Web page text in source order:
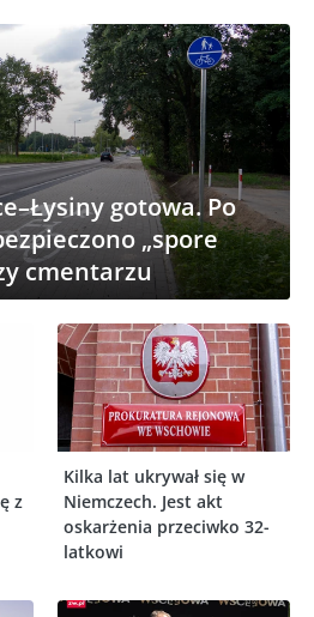
gotowa. Po
„spore
cmentarzu
z
Kilka lat ukrywał się w
Niemczech. Jest akt
oskarżenia przeciwko 32-
latkowi